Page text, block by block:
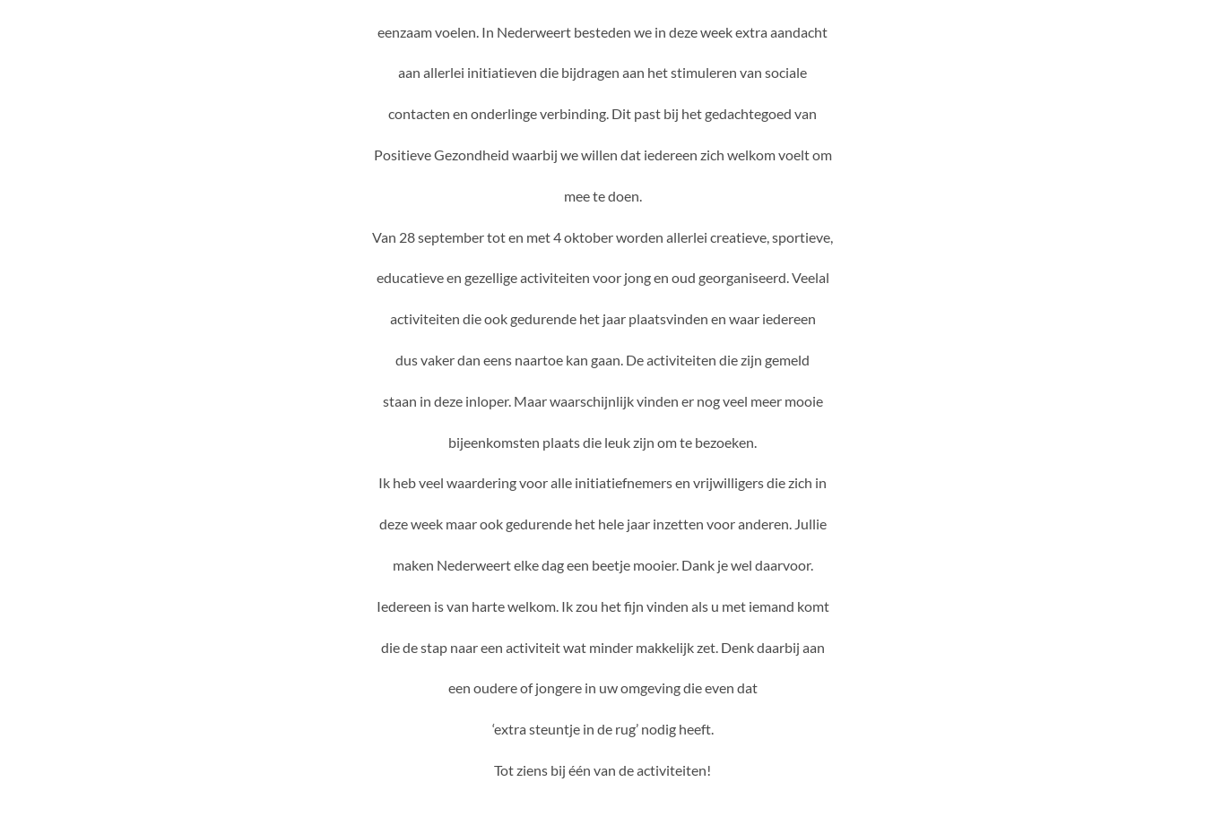
eenzaam voelen. In Nederweert besteden we in deze week extra aandacht
aan allerlei initiatieven die bijdragen aan het stimuleren van sociale
contacten en onderlinge verbinding. Dit past bij het gedachtegoed van
Positieve Gezondheid waarbij we willen dat iedereen zich welkom voelt om
mee te doen.
Van 28 september tot en met 4 oktober worden allerlei creatieve, sportieve,
educatieve en gezellige activiteiten voor jong en oud georganiseerd. Veelal
activiteiten die ook gedurende het jaar plaatsvinden en waar iedereen
dus vaker dan eens naartoe kan gaan. De activiteiten die zijn gemeld
staan in deze inloper. Maar waarschijnlijk vinden er nog veel meer mooie
bijeenkomsten plaats die leuk zijn om te bezoeken.
Ik heb veel waardering voor alle initiatiefnemers en vrijwilligers die zich in
deze week maar ook gedurende het hele jaar inzetten voor anderen. Jullie
maken Nederweert elke dag een beetje mooier. Dank je wel daarvoor.
Iedereen is van harte welkom. Ik zou het fijn vinden als u met iemand komt
die de stap naar een activiteit wat minder makkelijk zet. Denk daarbij aan
een oudere of jongere in uw omgeving die even dat
‘extra steuntje in de rug’ nodig heeft.
Tot ziens bij één van de activiteiten!